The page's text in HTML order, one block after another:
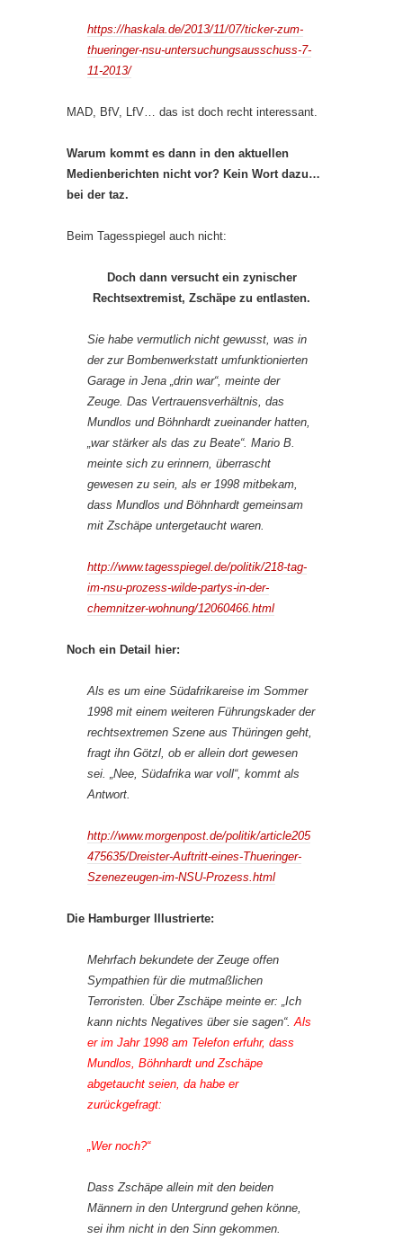
https://haskala.de/2013/11/07/ticker-zum-
thueringer-nsu-untersuchungsausschuss-7-
11-2013/
MAD, BfV, LfV… das ist doch recht interessant.
Warum kommt es dann in den aktuellen
Medienberichten nicht vor? Kein Wort dazu…
bei der taz.
Beim Tagesspiegel auch nicht:
Doch dann versucht ein zynischer
Rechtsextremist, Zschäpe zu entlasten.
Sie habe vermutlich nicht gewusst, was in
der zur Bombenwerkstatt umfunktionierten
Garage in Jena „drin war“, meinte der
Zeuge. Das Vertrauensverhältnis, das
Mundlos und Böhnhardt zueinander hatten,
„war stärker als das zu Beate“. Mario B.
meinte sich zu erinnern, überrascht
gewesen zu sein, als er 1998 mitbekam,
dass Mundlos und Böhnhardt gemeinsam
mit Zschäpe untergetaucht waren.
http://www.tagesspiegel.de/politik/218-tag-
im-nsu-prozess-wilde-partys-in-der-
chemnitzer-wohnung/12060466.html
Noch ein Detail hier:
Als es um eine Südafrikareise im Sommer
1998 mit einem weiteren Führungskader der
rechtsextremen Szene aus Thüringen geht,
fragt ihn Götzl, ob er allein dort gewesen
sei. „Nee, Südafrika war voll“, kommt als
Antwort.
http://www.morgenpost.de/politik/article205
475635/Dreister-Auftritt-eines-Thueringer-
Szenezeugen-im-NSU-Prozess.html
Die Hamburger Illustrierte:
Mehrfach bekundete der Zeuge offen
Sympathien für die mutmaßlichen
Terroristen. Über Zschäpe meinte er: „Ich
kann nichts Negatives über sie sagen“. Als
er im Jahr 1998 am Telefon erfuhr, dass
Mundlos, Böhnhardt und Zschäpe
abgetaucht seien, da habe er
zurückgefragt:
„Wer noch?“
Dass Zschäpe allein mit den beiden
Männern in den Untergrund gehen könne,
sei ihm nicht in den Sinn gekommen.